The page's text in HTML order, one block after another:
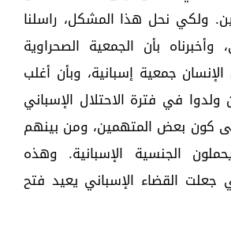
ولكي نحل هذا المشكل، راسلنا
وأخبرناه بأن الجمعية الصحراوية
جمعية إسبانية، وبأن أغلب
ولدوا في فترة الاحتلال الإسباني
كون بعض المتهمين، ومن بينهم
الجنسية الإسبانية. وهذه
جعلت القضاء الإسباني يعيد فتح